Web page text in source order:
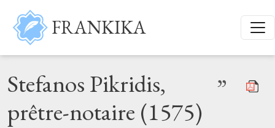
Skip to main content
FRANKIKA
Stefanos Pikridis,
prêtre-notaire (1575)
”